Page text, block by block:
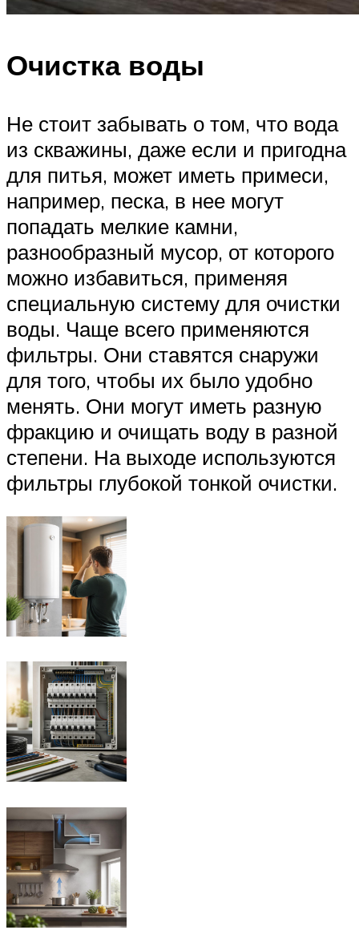
Очистка воды
Не стоит забывать о том, что вода
из скважины, даже если и пригодна
для питья, может иметь примеси,
например, песка, в нее могут
попадать мелкие камни,
разнообразный мусор, от которого
можно избавиться, применяя
специальную систему для очистки
воды. Чаще всего применяются
фильтры. Они ставятся снаружи
для того, чтобы их было удобно
менять. Они могут иметь разную
фракцию и очищать воду в разной
степени. На выходе используются
фильтры глубокой тонкой очистки.